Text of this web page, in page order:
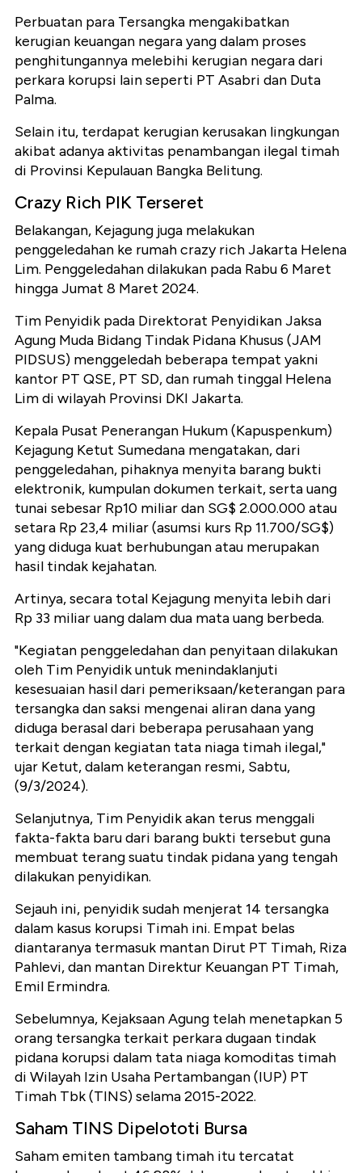
Perbuatan para Tersangka mengakibatkan
kerugian keuangan negara yang dalam proses
penghitungannya melebihi kerugian negara dari
perkara korupsi lain seperti PT Asabri dan Duta
Palma.
Selain itu, terdapat kerugian kerusakan lingkungan
akibat adanya aktivitas penambangan ilegal timah
di Provinsi Kepulauan Bangka Belitung.
Crazy Rich PIK Terseret
Belakangan, Kejagung juga melakukan
penggeledahan ke rumah crazy rich Jakarta Helena
Lim. Penggeledahan dilakukan pada Rabu 6 Maret
hingga Jumat 8 Maret 2024.
Tim Penyidik pada Direktorat Penyidikan Jaksa
Agung Muda Bidang Tindak Pidana Khusus (JAM
PIDSUS) menggeledah beberapa tempat yakni
kantor PT QSE, PT SD, dan rumah tinggal Helena
Lim di wilayah Provinsi DKI Jakarta.
Kepala Pusat Penerangan Hukum (Kapuspenkum)
Kejagung Ketut Sumedana mengatakan, dari
penggeledahan, pihaknya menyita barang bukti
elektronik, kumpulan dokumen terkait, serta uang
tunai sebesar Rp10 miliar dan SG$ 2.000.000 atau
setara Rp 23,4 miliar (asumsi kurs Rp 11.700/SG$)
yang diduga kuat berhubungan atau merupakan
hasil tindak kejahatan.
Artinya, secara total Kejagung menyita lebih dari
Rp 33 miliar uang dalam dua mata uang berbeda.
"Kegiatan penggeledahan dan penyitaan dilakukan
oleh Tim Penyidik untuk menindaklanjuti
kesesuaian hasil dari pemeriksaan/keterangan para
tersangka dan saksi mengenai aliran dana yang
diduga berasal dari beberapa perusahaan yang
terkait dengan kegiatan tata niaga timah ilegal,"
ujar Ketut, dalam keterangan resmi, Sabtu,
(9/3/2024).
Selanjutnya, Tim Penyidik akan terus menggali
fakta-fakta baru dari barang bukti tersebut guna
membuat terang suatu tindak pidana yang tengah
dilakukan penyidikan.
Sejauh ini, penyidik sudah menjerat 14 tersangka
dalam kasus korupsi Timah ini. Empat belas
diantaranya termasuk mantan Dirut PT Timah, Riza
Pahlevi, dan mantan Direktur Keuangan PT Timah,
Emil Ermindra.
Sebelumnya, Kejaksaan Agung telah menetapkan 5
orang tersangka terkait perkara dugaan tindak
pidana korupsi dalam tata niaga komoditas timah
di Wilayah Izin Usaha Pertambangan (IUP) PT
Timah Tbk (TINS) selama 2015-2022.
Saham TINS Dipelototi Bursa
Saham emiten tambang timah itu tercatat